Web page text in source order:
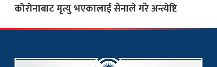
कोरोनाबाट मृत्यु भएकालाई सेनाले गरे अन्त्येष्टि